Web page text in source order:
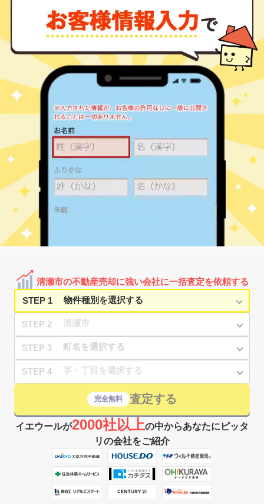
清瀬市の不動産売却に強い会社に一括査定を依頼する
STEP 1
STEP 2
STEP 3
STEP 4
完全無料 査定する
イエウールが2000社以上の中からあなたにピッタ
リの会社をご紹介